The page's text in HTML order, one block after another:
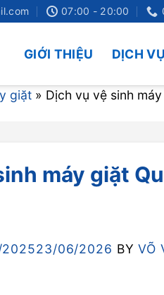
07:00 - 20:00
GIỚI THIỆU DỊCH VỤ
giặt » Dịch vụ vệ sinh
máy giặt
23/06/2026 BYVÕ